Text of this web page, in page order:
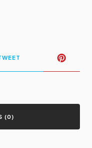
(0)